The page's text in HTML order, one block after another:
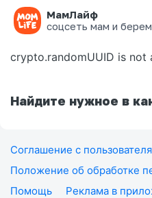
МамЛайф
соцсеть мам и
Ошибка на
crypto.randomUUID is not
Найдите нужное в
Соглашение с
Положение об обработке
Помощь
Реклама в